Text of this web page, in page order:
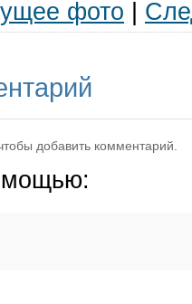
фото
добавить комментарий.